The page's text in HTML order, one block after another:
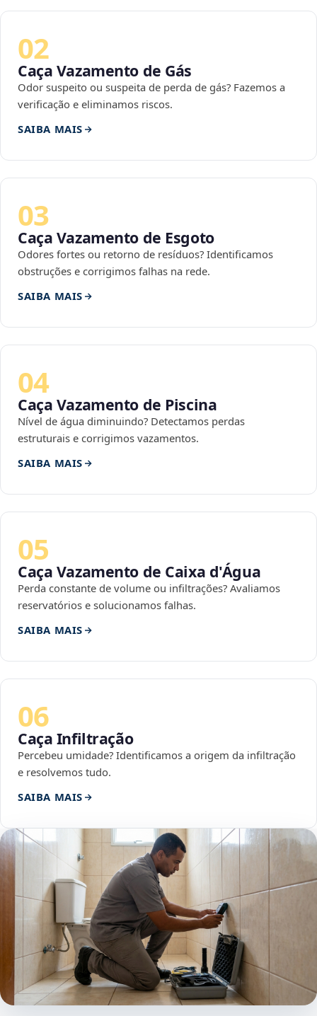
02
Caça Vazamento de Gás
Odor suspeito ou suspeita de perda de gás? Fazemos a
verificação e eliminamos riscos.
SAIBA MAIS
03
Caça Vazamento de Esgoto
Odores fortes ou retorno de resíduos? Identificamos
obstruções e corrigimos falhas na rede.
SAIBA MAIS
04
Caça Vazamento de Piscina
Nível de água diminuindo? Detectamos perdas
estruturais e corrigimos vazamentos.
SAIBA MAIS
05
Caça Vazamento de Caixa d'Água
Perda constante de volume ou infiltrações? Avaliamos
reservatórios e solucionamos falhas.
SAIBA MAIS
06
Caça Infiltração
Percebeu umidade? Identificamos a origem da infiltração
e resolvemos tudo.
SAIBA MAIS